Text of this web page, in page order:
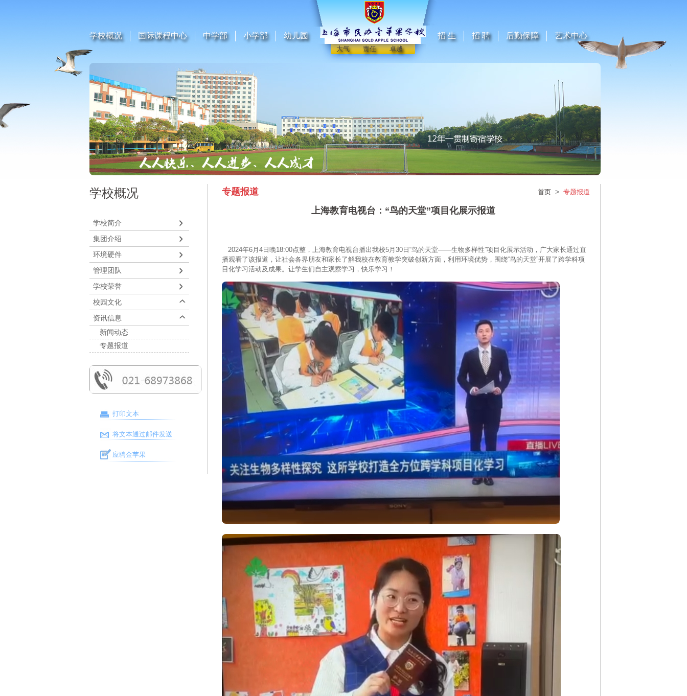
学校概况 国际课程中心 中学部 小学部 幼儿园
大气 责任 卓越
招 生 招 聘 后勤保障 艺术中心
学校概况
学校简介
集团介绍
环境硬件
管理团队
学校荣誉
校园文化
资讯信息
新闻动态
专题报道
打印文本
将文本通过邮件发送
应聘金苹果
专题报道 首页 > 专题报道
上海教育电视台：“鸟的天堂”项目化展示报道
2024年6月4日晚18:00点整，上海教育电视台播出我校5月30日“鸟的天堂——生物多样性”项目化展示活动，广大家长通过直
播观看了该报道，让社会各界朋友和家长了解我校在教育教学突破创新方面，利用环境优势，围绕“鸟的天堂”开展了跨学科项
目化学习活动及成果。让学生们自主观察学习，快乐学习！